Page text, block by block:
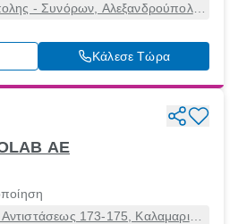
- Συνόρων, Αλεξανδρούπολη
Έβρος, 68100
Κάλεσε Τώρα
ΑΕ
173-175, Καλαμαριά,